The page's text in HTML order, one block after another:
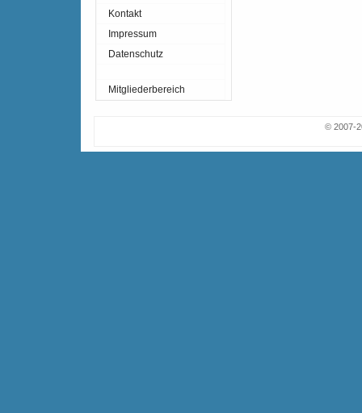
Kontakt
Impressum
Datenschutz
Mitgliederbereich
© 2007-